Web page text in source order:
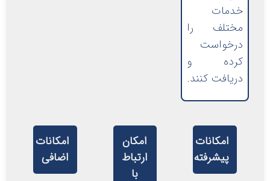
خدمات
مختلف را
درخواست
کرده و
دریافت کنند.
امکانات
پیشرفته
امکانات
اضافی